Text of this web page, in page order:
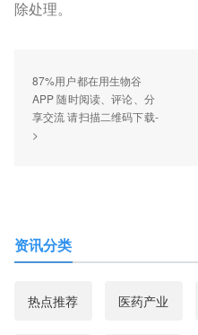
除处理。
87%用户都在用生物谷
APP 随时阅读、评论、分
享交流 请扫描二维码下载-
>
资讯分类
热点推荐 医药产业